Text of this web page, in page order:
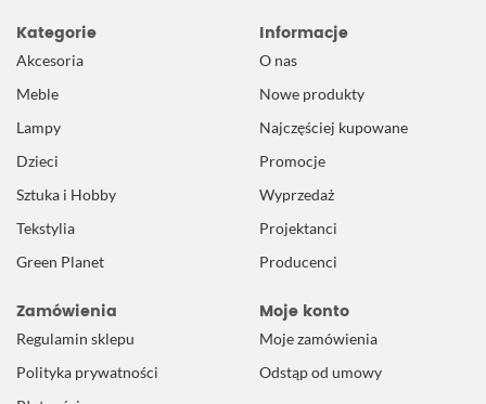
Kategorie
Akcesoria
Meble
Lampy
Dzieci
Sztuka i Hobby
Tekstylia
Green Planet
Informacje
O nas
Nowe produkty
Najczęściej kupowane
Promocje
Wyprzedaż
Projektanci
Producenci
Zamówienia
Regulamin sklepu
Polityka prywatności
Moje konto
Moje zamówienia
Odstąp od umowy